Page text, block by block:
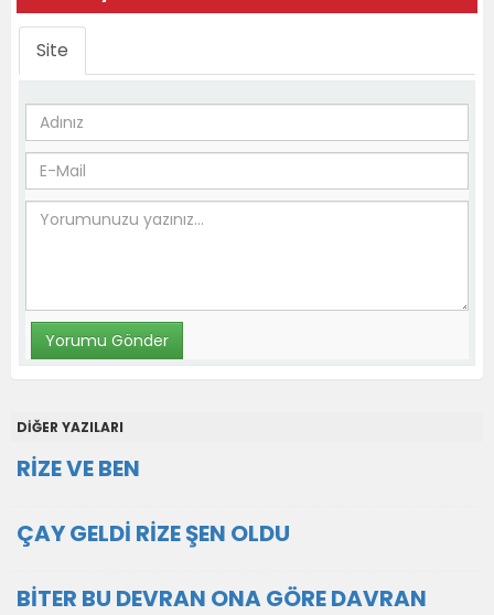
Site
DİĞER YAZILARI
RİZE VE BEN
ÇAY GELDİ RİZE ŞEN OLDU
BİTER BU DEVRAN ONA GÖRE DAVRAN